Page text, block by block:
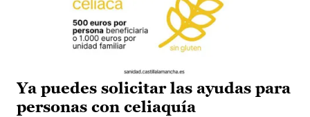
Ya puedes solicitar las ayudas para
personas con celiaquía